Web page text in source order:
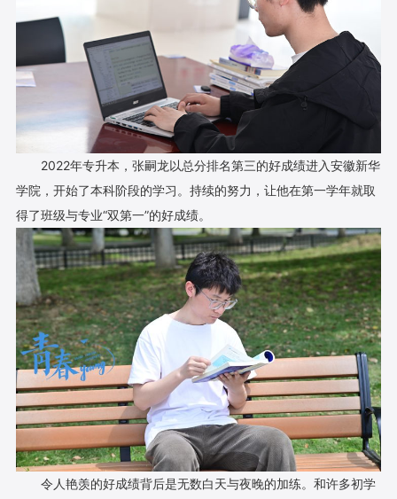
2022年专升本，张嗣龙以总分排名第三的好成绩进入安徽新华
学院，开始了本科阶段的学习。持续的努力，让他在第一学年就取
得了班级与专业“双第一”的好成绩。
令人艳羡的好成绩背后是无数白天与夜晚的加练。和许多初学